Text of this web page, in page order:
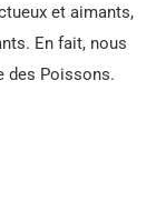
et aimants,
En fait, nous
des Poissons.